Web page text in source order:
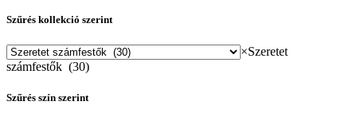
Szűrés kollekció szerint
×Szeretet
számfestők (30)
Szűrés szín szerint